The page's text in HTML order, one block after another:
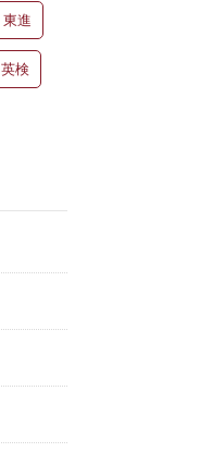
東進
英検